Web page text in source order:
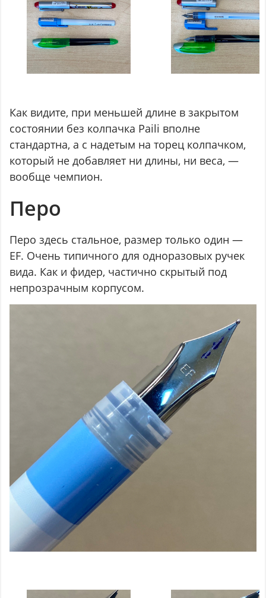
Как видите, при меньшей длине в закрытом
состоянии без колпачка Paili вполне
стандартна, а с надетым на торец колпачком,
который не добавляет ни длины, ни веса, —
вообще чемпион.
Перо
Перо здесь стальное, размер только один —
EF. Очень типичного для одноразовых ручек
вида. Как и фидер, частично скрытый под
непрозрачным корпусом.